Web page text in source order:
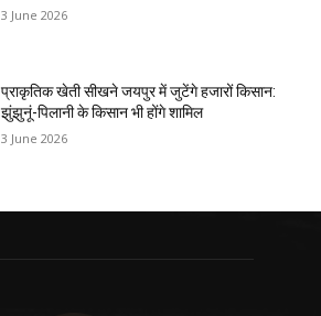
3 June 2026
प्राकृतिक खेती सीखने जयपुर में जुटेंगे हजारों किसान:
झुंझुनूं-पिलानी के किसान भी होंगे शामिल
3 June 2026